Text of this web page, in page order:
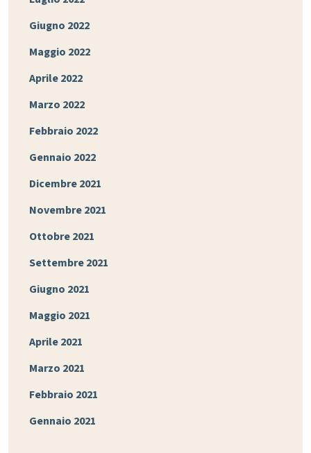
Giugno 2022
Maggio 2022
Aprile 2022
Marzo 2022
Febbraio 2022
Gennaio 2022
Dicembre 2021
Novembre 2021
Ottobre 2021
Settembre 2021
Giugno 2021
Maggio 2021
Aprile 2021
Marzo 2021
Febbraio 2021
Gennaio 2021